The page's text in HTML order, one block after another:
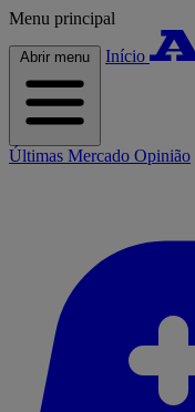
Menu principal
Abrir menu Início
Últimas Mercado Opinião